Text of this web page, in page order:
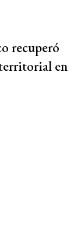
recuperó
en